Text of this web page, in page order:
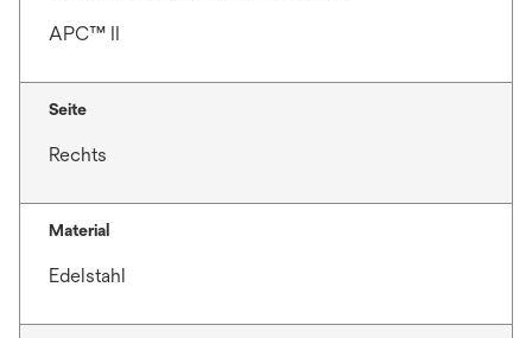
APC™ II
Seite
Rechts
Material
Edelstahl